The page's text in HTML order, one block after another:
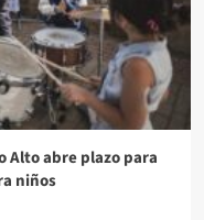
Alto abre plazo para
niños